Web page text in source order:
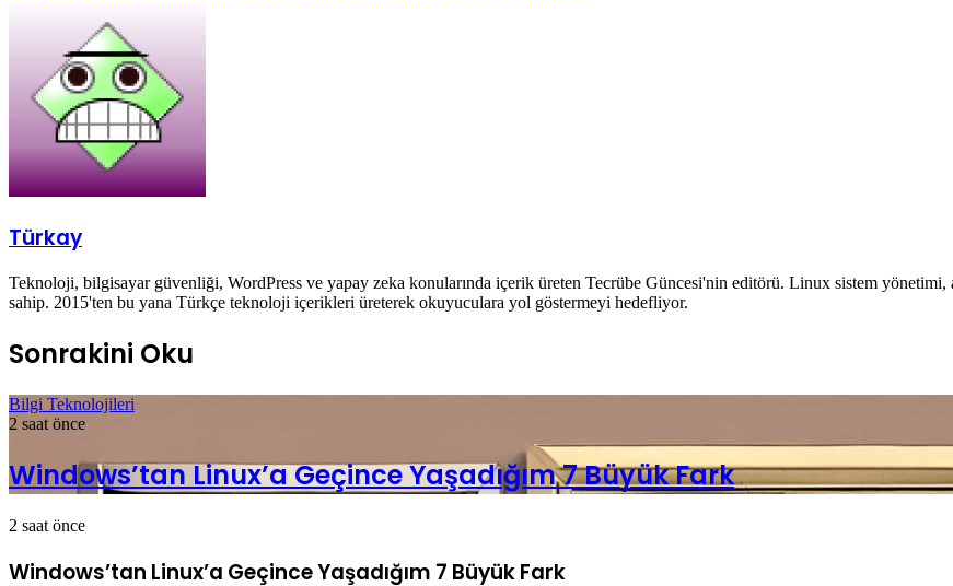
Türkay
Teknoloji, bilgisayar güvenliği, WordPress ve yapay zeka konularında içerik üreten Tecrübe Güncesi'nin editörü. Linux sistem
sahip. 2015'ten bu yana Türkçe teknoloji içerikleri üreterek okuyuculara yol göstermeyi hedefliyor.
Sonrakini Oku
Bilgi Teknolojileri
2 saat önce
Windows’tan Linux’a Geçince Yaşadığım 7 Büyük Fark
2 saat önce
Windows’tan Linux’a Geçince Yaşadığım 7 Büyük Fark